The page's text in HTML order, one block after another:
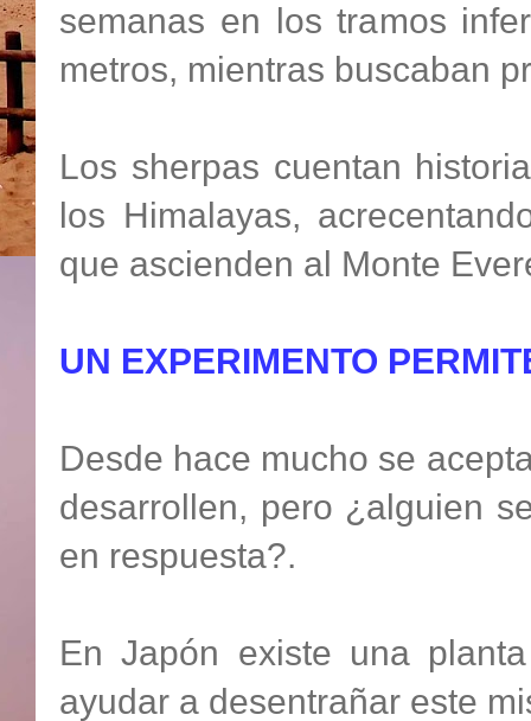
semanas en los tramos
metros, mientras buscaban
Los sherpas cuentan
los Himalayas,
que ascienden al Monte
UN EXPERIMENTO
Desde hace mucho se
desarrollen, pero ¿alguien
en respuesta?.
En Japón existe una
ayudar a desentrañar este